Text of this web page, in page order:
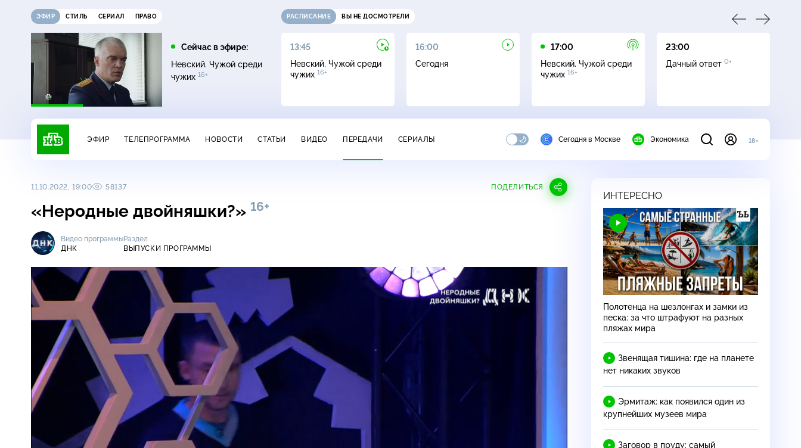
ЭФИР СТИЛЬ СЕРИАЛ ПРАВО
Сейчас в эфире:
Невский. Чужой среди
чужих 16+
РАСПИСАНИЕ ВЫ НЕ ДОСМОТРЕЛИ
13:00
Сегодня
13:45
Невский. Чужой среди
чужих 16+
16:00
Сегодня
17:00
Невский. Чужой среди
чужих 16+
23:00
Дачный ответ 0+
ЭФИР ТЕЛЕПРОГРАММА НОВОСТИ СТАТЬИ ВИДЕО ПЕРЕДАЧИ СЕРИАЛЫ Сегодня в Москве Экономика 18+
11.10.2022, 19:00 58137 ПОДЕЛИТЬСЯ
«Неродные двойняшки?» 16+
Видео программы
ДНК
Раздел
ВЫПУСКИ ПРОГРАММЫ
ИНТЕРЕСНО
Полотенца на шезлонгах и замки из
песка: за что штрафуют на разных
пляжах мира
Звенящая тишина: где на планете
нет никаких звуков
Эрмитаж: как появился один из
крупнейших музеев мира
Заговор в пруду: самый